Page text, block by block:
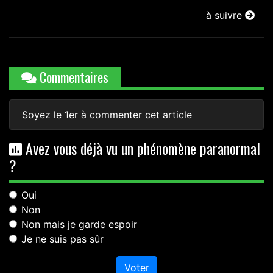
à suivre
Commentaires
Soyez le 1er à commenter cet article
Avez vous déjà vu un phénomène paranormal
?
Oui
Non
Non mais je garde espoir
Je ne suis pas sûr
Voter